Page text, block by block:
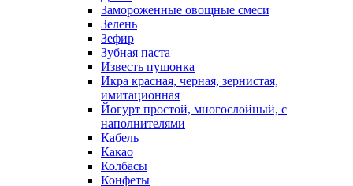
Замороженные овощные смеси
Зелень
Зефир
Зубная паста
Известь пушонка
Икра красная, черная, зернистая,
имитационная
Йогурт простой, многослойный, с
наполнителями
Кабель
Какао
Колбасы
Конфеты